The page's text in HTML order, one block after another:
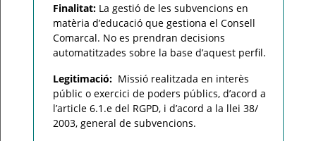
Finalitat: La gestió de les subvencions en
matèria d’educació que gestiona el Consell
Comarcal. No es prendran decisions
automatitzades sobre la base d’aquest perfil.
Legitimació: Missió realitzada en interès
públic o exercici de poders públics, d’acord a
l’article 6.1.e del RGPD, i d’acord a la llei 38/
2003, general de subvencions.